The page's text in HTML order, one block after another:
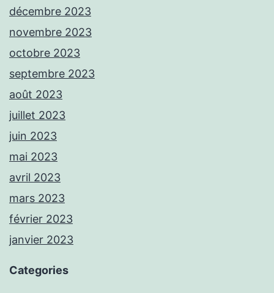
décembre 2023
novembre 2023
octobre 2023
septembre 2023
août 2023
juillet 2023
juin 2023
mai 2023
avril 2023
mars 2023
février 2023
janvier 2023
Categories